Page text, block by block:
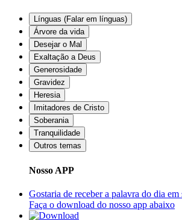
Línguas (Falar em línguas)
Árvore da vida
Desejar o Mal
Exaltação a Deus
Generosidade
Gravidez
Heresia
Imitadores de Cristo
Soberania
Tranquilidade
Outros temas
Nosso APP
Gostaria de receber a palavra do dia em
Faça o download do nosso app abaixo